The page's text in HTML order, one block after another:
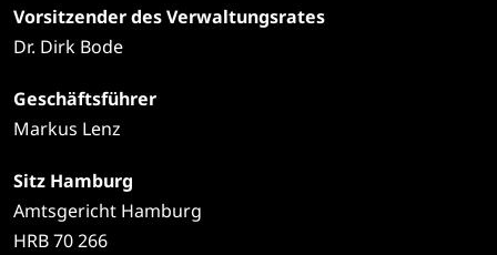
Vorsitzender des Verwaltungsrates
Dr. Dirk Bode
Geschäftsführer
Markus Lenz
Sitz Hamburg
Amtsgericht Hamburg
HRB 70 266